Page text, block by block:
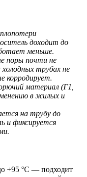
доходит до
меньше.
поры почти не
трубах не
корродирует.
материал (Г1,
в жилых и
на трубу до
и фиксируется
+95 °C — подходит